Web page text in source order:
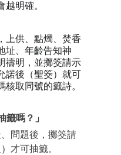
明確。
上供、點燭、焚香
址、年齡告知神
禱明，並擲筊請示
諾後（聖筊）就可
核取同號的籤詩。
籤嗎？」
問題後，擲筊請
才可抽籤。